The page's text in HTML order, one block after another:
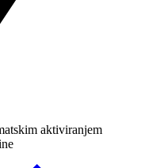
aktiviranjem